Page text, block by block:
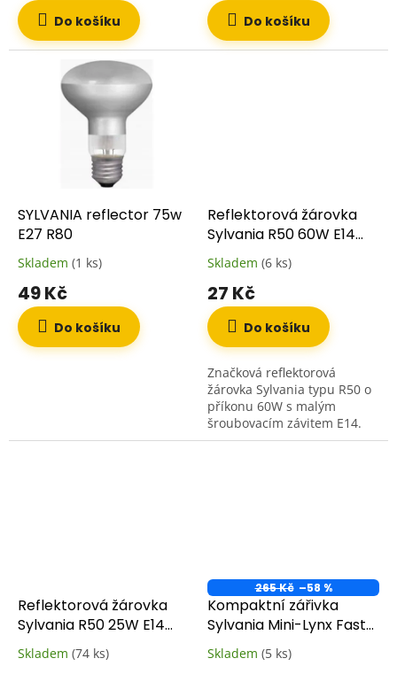
Do košíku Do košíku
SYLVANIA reflector 75w
E27 R80
Skladem (1 ks)
49 Kč
Do košíku
Reflektorová žárovka
Sylvania R50 60W E14
čirá/zrcadlená
Skladem (6 ks)
27 Kč
Do košíku
Značková reflektorová
žárovka Sylvania typu R50 o
příkonu 60W s malým
šroubovacím závitem E14.
Využívá klasické wolframové
Reflektorová žárovka
Sylvania R50 25W E14
čirá/zrcadlená
Skladem (74 ks)
265 Kč –58 %
Kompaktní zářivka
Sylvania Mini-Lynx Fast
Start 11W/827 E27
Skladem (5 ks)